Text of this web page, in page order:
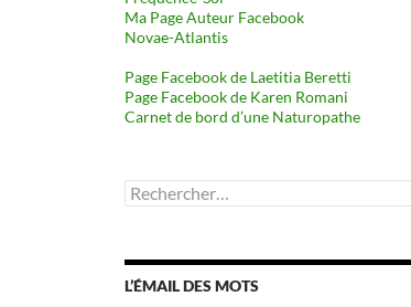
Ma Page Auteur Facebook
Novae-Atlantis
Page Facebook de Laetitia Beretti
Page Facebook de Karen Romani
Carnet de bord d’une Naturopathe
Rechercher :
L’ÉMAIL DES MOTS